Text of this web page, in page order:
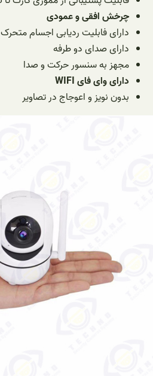
چرخش افقی و عمودی
دارای فابلیت ردیابی اجسام متحرک
دارای صدای دو طرفه
مجهز به سنسور حرکت و صدا
دارای وای فای WIFI
بدون نویز و اعوجاج در تصاویر